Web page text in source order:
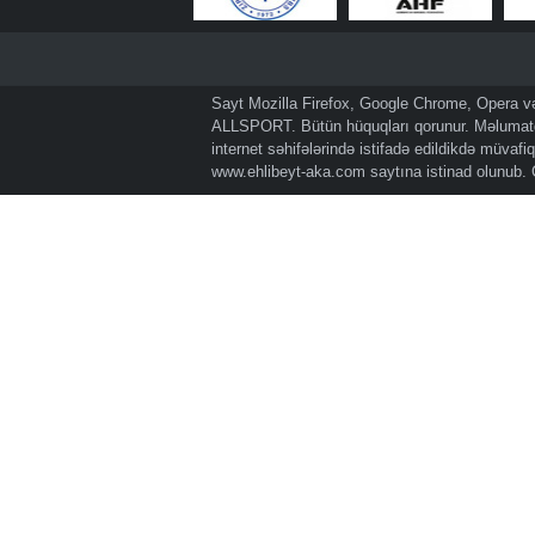
Sayt Mozilla Firefox, Google Chrome, Opera
ALLSPORT. Bütün hüquqları qorunur.
internet səhifələrində istifadə edildikdə
www.ehlibeyt-aka.com saytına istinad olunub.